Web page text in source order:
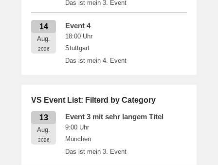
Das ist mein 3. Event
14
Aug.
2026
Event 4
18:00 Uhr
Stuttgart
Das ist mein 4. Event
VS Event List: Filterd by Category
13
Aug.
2026
Event 3 mit sehr langem Titel
9:00 Uhr
München
Das ist mein 3. Event